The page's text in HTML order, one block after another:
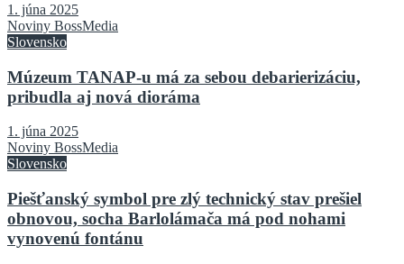
1. júna 2025
Noviny BossMedia
Slovensko
Múzeum TANAP-u má za sebou debarierizáciu,
pribudla aj nová dioráma
1. júna 2025
Noviny BossMedia
Slovensko
Piešťanský symbol pre zlý technický stav prešiel
obnovou, socha Barlolámača má pod nohami
vynovenú fontánu